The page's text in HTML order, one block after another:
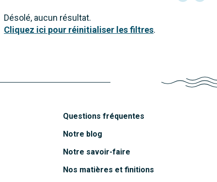
Désolé, aucun résultat.
Cliquez ici pour réinitialiser les filtres.
Questions fréquentes
Notre blog
Notre savoir-faire
Nos matières et finitions